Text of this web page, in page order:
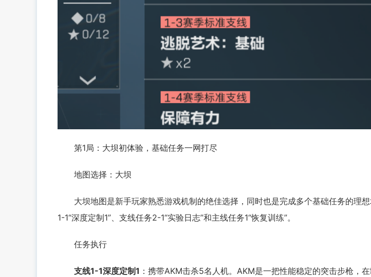
第1局：大坝初体验，基础任务一网打尽
地图选择：大坝
大坝地图是新手玩家熟悉游戏机制的绝佳选择，同时也是完成多个基础任务的理想
1-1“深度定制1”、支线任务2-1“实验日志”和主线任务1“恢复训练”。
任务执行
支线1-1深度定制1 ：携带AKM击杀5名人机。AKM是一把性能稳定的突击步枪，